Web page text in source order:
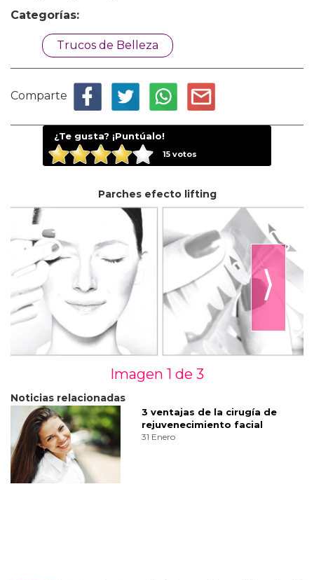
Categorías:
Trucos de Belleza
Comparte
¿Te gusta? ¡Puntúalo!
15votos
Parches efecto lifting
⟩
Imagen 1 de 3
Noticias relacionadas
3 ventajas de la cirugía de
rejuvenecimiento facial
31 Enero